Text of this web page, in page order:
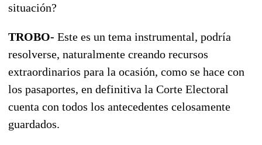
situación?
TROBO- Este es un tema instrumental, podría
resolverse, naturalmente creando recursos
extraordinarios para la ocasión, como se hace con
los pasaportes, en definitiva la Corte Electoral
cuenta con todos los antecedentes celosamente
guardados.